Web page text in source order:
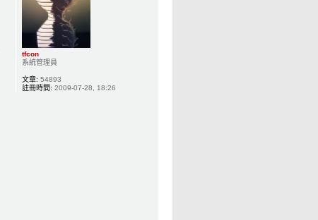
tfcon
系統管理員
文章: 54893
註冊時間: 2009-07-28, 18:26